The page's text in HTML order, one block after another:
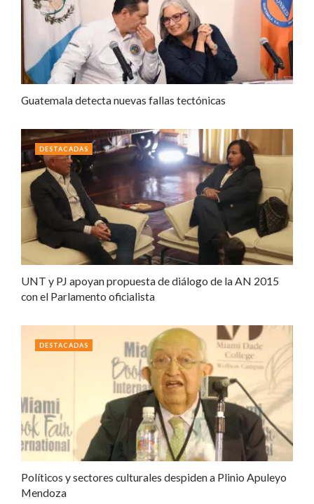
Guatemala detecta nuevas fallas tectónicas
UNT y PJ apoyan propuesta de diálogo de la AN 2015
con el Parlamento oficialista
DESTACADAS
Políticos y sectores culturales despiden a Plinio Apuleyo
Mendoza
DESTACADAS